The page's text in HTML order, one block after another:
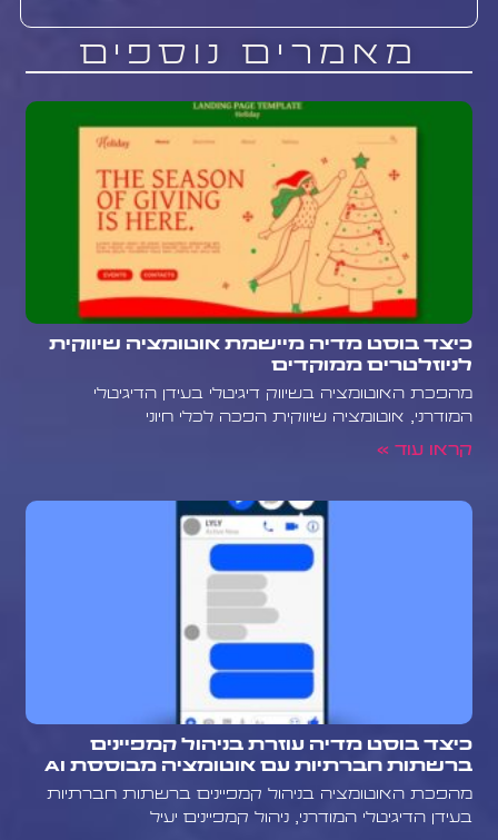
מאמרים נוספים
כיצד בוסט מדיה מיישמת אוטומציה שיווקית
לניוזלטרים ממוקדים
מהפכת האוטומציה בשיווק דיגיטלי בעידן הדיגיטלי
המודרני, אוטומציה שיווקית הפכה לכלי חיוני
קראו עוד »
כיצד בוסט מדיה עוזרת בניהול קמפיינים
ברשתות חברתיות עם אוטומציה מבוססת AI
מהפכת האוטומציה בניהול קמפיינים ברשתות חברתיות
בעידן הדיגיטלי המודרני, ניהול קמפיינים יעיל